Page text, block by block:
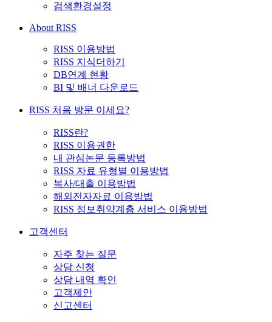
검색환경설정
About RISS
RISS 이용방법
RISS 지식더하기
DB연계 현황
BI 및 배너 다운로드
RISS 처음 방문 이세요?
RISS란?
RISS 이용권한
내 관심논문 등록방법
RISS 자료 유형별 이용방법
복사/대출 이용방법
해외전자자료 이용방법
RISS 정보취약계층 서비스 이용방법
고객센터
자주 찾는 질문
상담 신청
상담 내역 확인
고객제안
신고센터